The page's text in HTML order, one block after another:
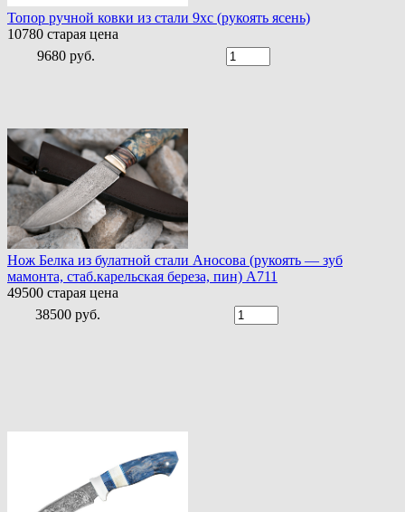
Топор ручной ковки из стали 9хс (рукоять ясень)
10780 старая цена
9680 руб.
Нож Белка из булатной стали Аносова (рукоять — зуб
мамонта, стаб.карельская береза, пин) A711
49500 старая цена
38500 руб.